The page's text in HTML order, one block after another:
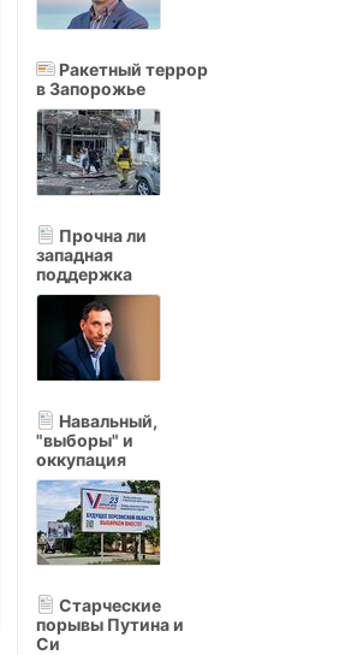
Ракетный террор
в Запорожье
Прочна ли
западная
поддержка
Навальный,
"выборы" и
оккупация
Старческие
порывы Путина и
Си